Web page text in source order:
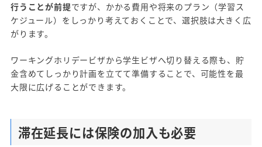
行うことが前提ですが、かかる費用や将来のプラン（学習ス
ケジュール）をしっかり考えておくことで、選択肢は大きく広
がります。
ワーキングホリデービザから学生ビザへ切り替える際も、貯
金含めてしっかり計画を立てて準備することで、可能性を最
大限に広げることができます。
滞在延長には保険の加入も必要